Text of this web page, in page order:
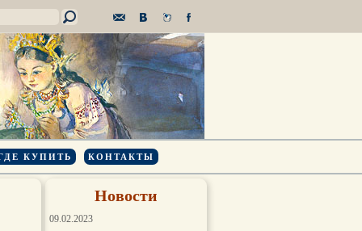
КУПИТЬ КОНТАКТЫ
Новости
09.02.2023